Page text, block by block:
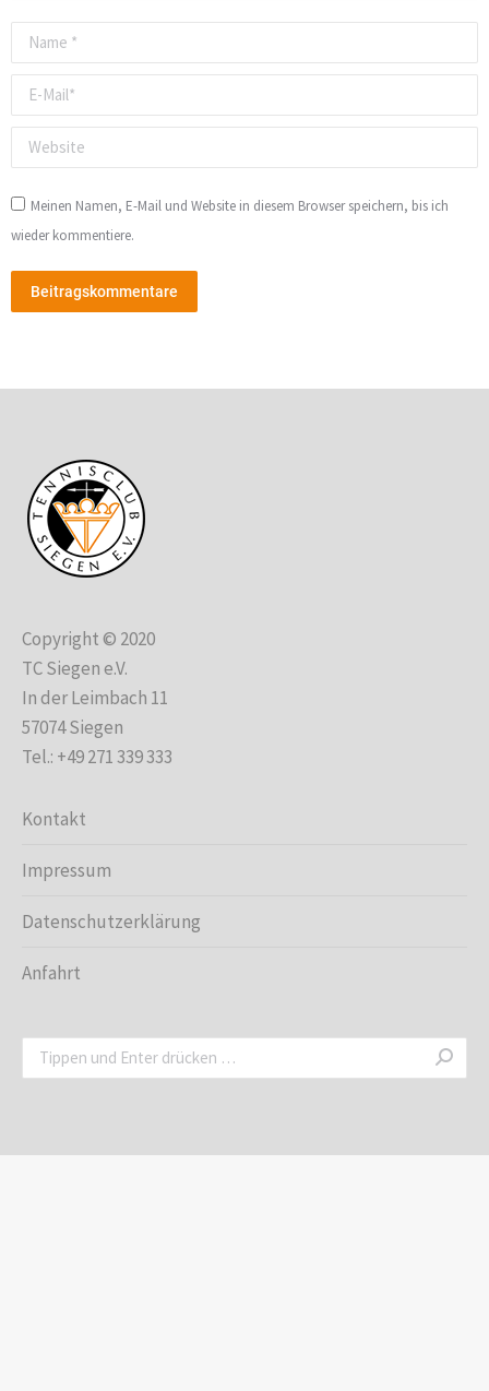
Name *
E-Mail *
Website
Meinen Namen, E-Mail und Website in diesem Browser speichern, bis ich
wieder kommentiere.
Beitragskommentare
Copyright © 2020
TC Siegen e.V.
In der Leimbach 11
57074 Siegen
Tel.: +49 271 339 333
Kontakt
Impressum
Datenschutzerklärung
Anfahrt